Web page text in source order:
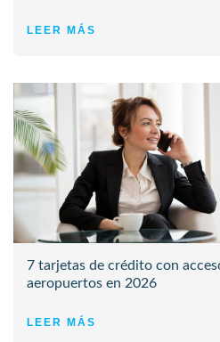
LEER MÁS
7 tarjetas de crédito con
aeropuertos en 2026
LEER MÁS